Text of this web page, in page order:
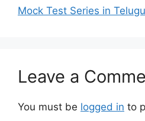
Mock Test Series in
Leave a
You must be logged in to